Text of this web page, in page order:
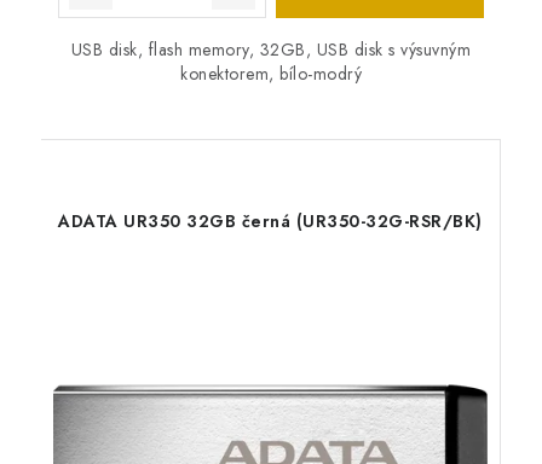
USB disk, flash memory, 32GB, USB disk s výsuvným
konektorem, bílo-modrý
ADATA UR350 32GB černá (UR350-32G-RSR/BK)